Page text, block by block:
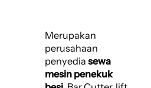
Merupakan
perusahaan
penyedia sewa
mesin penekuk